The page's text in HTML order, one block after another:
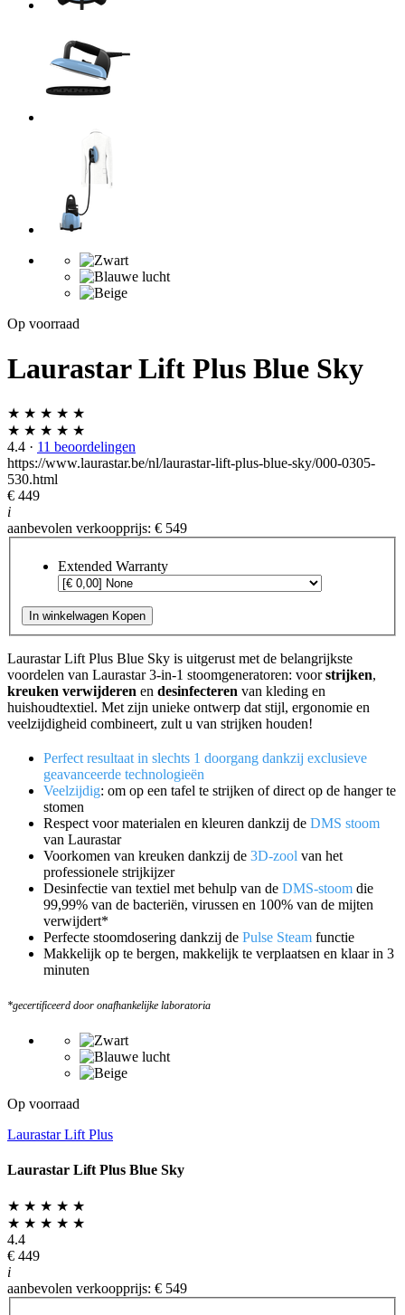
Op voorraad
Laurastar Lift Plus Blue Sky
★ ★ ★ ★ ★
★ ★ ★ ★ ★
4.4 · 11 beoordelingen
https://www.laurastar.be/nl/laurastar-lift-plus-blue-sky/000-0305-
530.html
€ 449
i
aanbevolen verkoopprijs: € 549
Extended Warranty
In winkelwagen Kopen
Laurastar Lift Plus Blue Sky is uitgerust met de belangrijkste
voordelen van Laurastar 3-in-1 stoomgeneratoren: voorstrijken,
kreuken verwijderen en desinfecteren van kleding en
huishoudtextiel. Met zijn unieke ontwerp dat stijl, ergonomie en
veelzijdigheid combineert, zult u van strijken houden!
Perfect resultaat in slechts 1 doorgang dankzij exclusieve
geavanceerde technologieën
Veelzijdig: om op een tafel te strijken of direct op de hanger te
stomen
Respect voor materialen en kleuren dankzij de DMS stoom
van Laurastar
Voorkomen van kreuken dankzij de 3D-zool van het
professionele strijkijzer
Desinfectie van textiel met behulp van de DMS-stoom die
99,99% van de bacteriën, virussen en 100% van de mijten
verwijdert*
Perfecte stoomdosering dankzij de Pulse Steam functie
Makkelijk op te bergen, makkelijk te verplaatsen en klaar in 3
minuten
*gecertificeerd door onafhankelijke laboratoria
Op voorraad
Laurastar Lift Plus
Laurastar Lift Plus Blue Sky
★ ★ ★ ★ ★
★ ★ ★ ★ ★
4.4
€ 449
i
aanbevolen verkoopprijs: € 549